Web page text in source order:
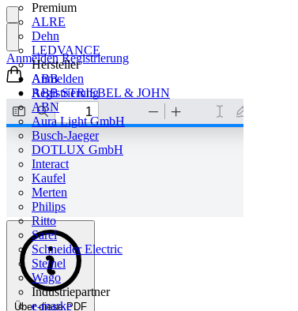
Premium
ALRE
Dehn
LEDVANCE
Hersteller
ABB
ABB STRIEBEL & JOHN
ABN
Aura Light GmbH
Busch-Jaeger
DOTLUX GmbH
Interact
Kaufel
Merten
Philips
Ritto
Sarel
Schneider Electric
Steinel
Wago
Industriepartner
e-marke
Anmelden
Registrierung
Anmelden Registrierung
Über diese PDF